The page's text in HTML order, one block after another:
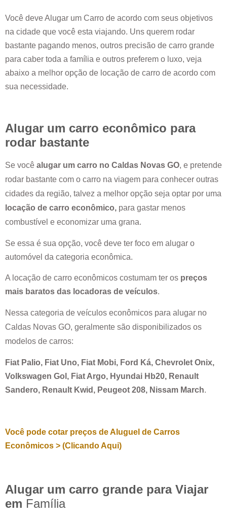
Você deve Alugar um Carro de acordo com seus objetivos
na cidade que você esta viajando. Uns querem rodar
bastante pagando menos, outros precisão de carro grande
para caber toda a família e outros preferem o luxo, veja
abaixo a melhor opção de locação de carro de acordo com
sua necessidade.
Alugar um carro econômico para
rodar bastante
Se você alugar um carro no Caldas Novas GO, e pretende
rodar bastante com o carro na viagem para conhecer outras
cidades da região, talvez a melhor opção seja optar por uma
locação de carro econômico, para gastar menos
combustível e economizar uma grana.
Se essa é sua opção, você deve ter foco em alugar o
automóvel da categoria econômica.
A locação de carro econômicos costumam ter os preços
mais baratos das locadoras de veículos.
Nessa categoria de veículos econômicos para alugar no
Caldas Novas GO, geralmente são disponibilizados os
modelos de carros:
Fiat Palio, Fiat Uno, Fiat Mobi, Ford Ká, Chevrolet Onix,
Volkswagen Gol, Fiat Argo, Hyundai Hb20, Renault
Sandero, Renault Kwid, Peugeot 208, Nissam March.
Você pode cotar preços de Aluguel de Carros
Econômicos > (Clicando Aqui)
Alugar um carro grande para Viajar
em Família